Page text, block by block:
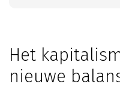
Het
nieuwe